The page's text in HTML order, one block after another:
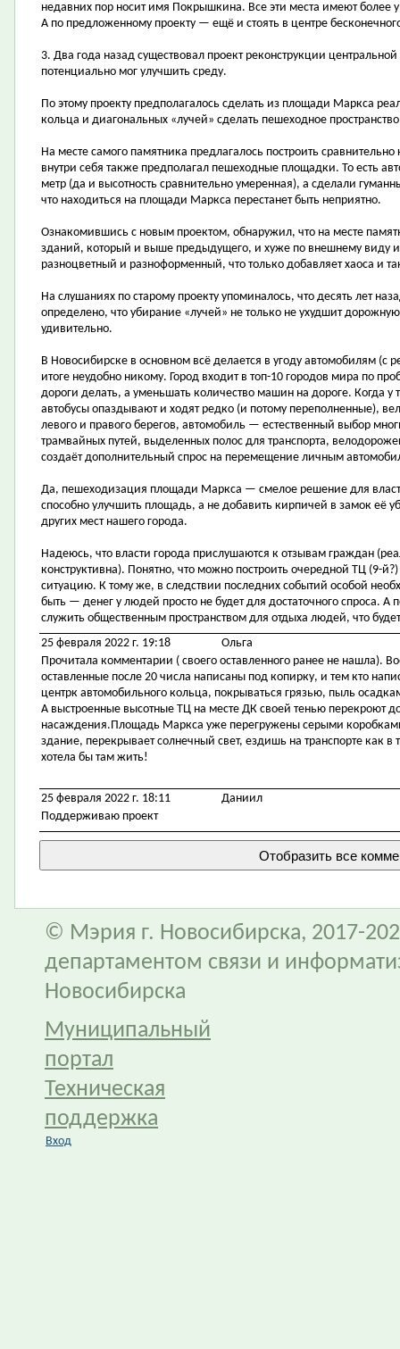
недавних пор носит имя Покрышкина. Все эти места имеют более
А по предложенному проекту — ещё и стоять в центре
3. Два года назад существовал проект реконструкции
потенциально мог улучшить среду.
По этому проекту предполагалось сделать из площади Маркса
кольца и диагональных «лучей» сделать пешеходное
На месте самого памятника предлагалось построить
внутри себя также предполагал пешеходные площадки. То есть
метр (да и высотность сравнительно умеренная), а сделали
что находиться на площади Маркса перестанет быть неприятно.
Ознакомившись с новым проектом, обнаружил, что на месте
зданий, который и выше предыдущего, и хуже по внешнему виду
разноцветный и разноформенный, что только добавляет хаоса и
На слушаниях по старому проекту упоминалось, что десять лет
определено, что убирание «лучей» не только не ухудшит
удивительно.
В Новосибирске в основном всё делается в угоду автомобилям
итоге неудобно никому. Город входит в топ-10 городов мира по
дороги делать, а уменьшать количество машин на дороге. Когда у
автобусы опаздывают и ходят редко (и потому переполненные),
левого и правого берегов, автомобиль — естественный выбор
трамвайных путей, выделенных полос для транспорта,
создаёт дополнительный спрос на перемещение личным
Да, пешеходизация площади Маркса — смелое решение для
способно улучшить площадь, а не добавить кирпичей в замок её
других мест нашего города.
Надеюсь, что власти города прислушаются к отзывам граждан
конструктивна). Понятно, что можно построить очередной ТЦ (9-
ситуацию. К тому же, в следствии последних событий особой
быть — денег у людей просто не будет для достаточного спроса.
служить общественным пространством для отдыха людей, что
25 февраля 2022 г. 19:18
Ольга
Прочитала комментарии ( своего оставленного ранее не нашла).
оставленные после 20 числа написаны под копирку, и тем кто
центрк автомобильного кольца, покрываться грязью, пыль
А выстроенные высотные ТЦ на месте ДК своей тенью перекроют
насаждения.Площадь Маркса уже перегружены серыми
здание, перекрывает солнечный свет, ездишь на транспорте как
хотела бы там жить!
25 февраля 2022 г. 18:11
Даниил
Поддерживаю проект
© Мэрия г. Новосибирска, 2017-
департаментом связи и
Новосибирска
Муниципальный
портал
Техническая
поддержка
Вход